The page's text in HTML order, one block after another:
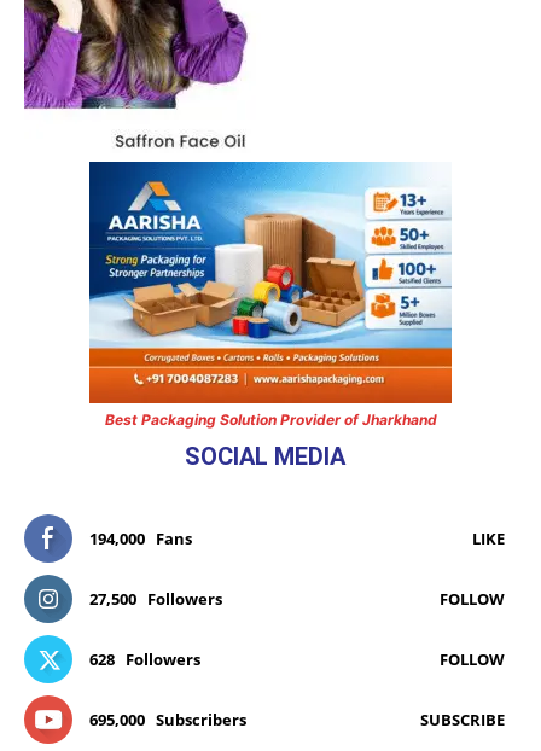
Best Packaging Solution Provider of Jharkhand
SOCIAL MEDIA
194,000 Fans LIKE
27,500 Followers FOLLOW
628 Followers FOLLOW
695,000 Subscribers SUBSCRIBE